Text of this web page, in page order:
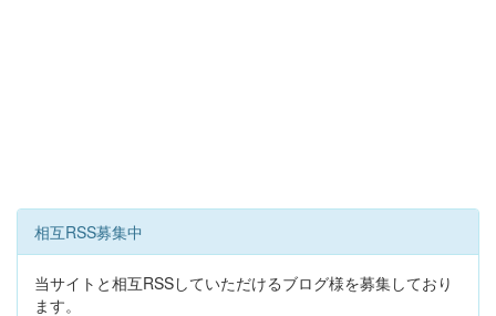
相互RSS募集中
当サイトと相互RSSしていただけるブログ様を募集しており
ます。